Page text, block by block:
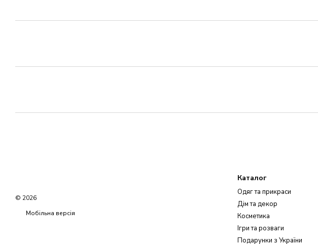
© 2026
Мобільна версія
Каталог
Одяг та прикраси
Дім та декор
Косметика
Ігри та розваги
Подарунки з України